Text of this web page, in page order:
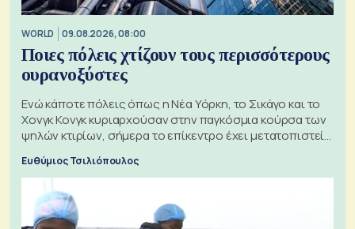
WORLD 09.08.2026, 08:00
Ποιες πόλεις χτίζουν τους περισσότερους
ουρανοξύστες
Ενώ κάποτε πόλεις όπως η Νέα Υόρκη, το Σικάγο και το
Χονγκ Κονγκ κυριαρχούσαν στην παγκόσμια κούρσα των
ψηλών κτιρίων, σήμερα το επίκεντρο έχει μετατοπιστεί
Ευθύμιος Τσιλιόπουλος